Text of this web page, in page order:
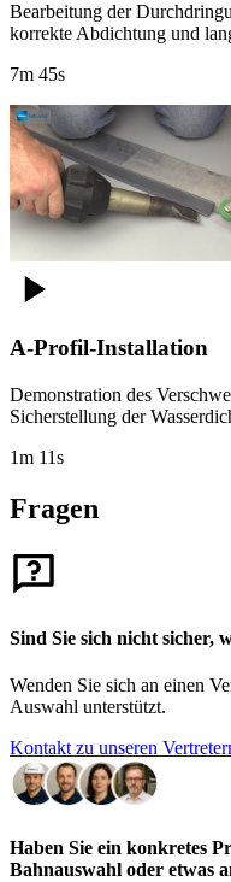
Bearbeitung der
korrekte Abdichtung und
7m 45s
A-Profil-Installation
Demonstration des
Sicherstellung der
1m 11s
Fragen
Sind Sie sich nicht sicher,
Wenden Sie sich an einen
Auswahl unterstützt.
Kontakt zu unseren
Haben Sie ein konkretes
Bahnauswahl oder etwas